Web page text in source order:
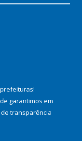
!
garantimos em
transparência